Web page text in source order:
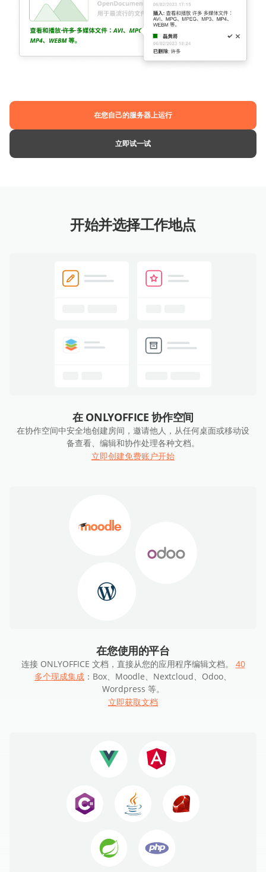
在您自己的服务器上运行
立即试一试
开始并选择工作地点
在 ONLYOFFICE 协作空间
在协作空间中安全地创建房间，邀请他人，从任何桌面或移动设
备查看、编辑和协作处理各种文档。
立即创建免费账户开始
在您使用的平台
连接 ONLYOFFICE 文档，直接从您的应用程序编辑文档。 40
多个现成集成 ：Box、Moodle、Nextcloud、Odoo、
Wordpress 等。
立即获取文档